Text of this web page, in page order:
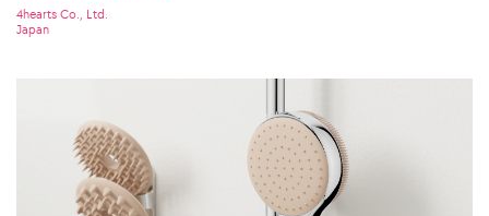
4hearts Co., Ltd.
Japan